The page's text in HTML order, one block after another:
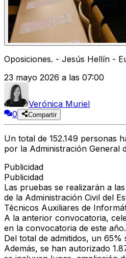
Oposiciones. - Jesús Hellín -
23 mayo 2026 a las 07:00
Verónica Muriel
0
Compartir
Un total de 152.149 personas
por la Administración General
Publicidad
Publicidad
Las pruebas se realizarán a las
de la Administración Civil del
Técnicos Auxiliares de
A la anterior convocatoria,
en la convocatoria de este año.
Del total de admitidos, un 65%
Además, se han autorizado